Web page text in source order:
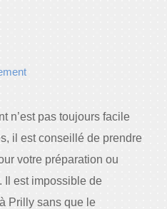
n’est pas toujours facile
il est conseillé de prendre
votre préparation ou
Il est impossible de
Prilly sans que le